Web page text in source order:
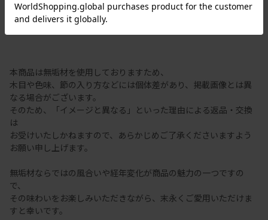
節有商品の注意事項
本商品は無垢材を使用しておりますため、
木目や色味、節の入り方などには個体差があり、掲載画像とは異
なる場合がございます。
そのため、「イメージと異なる」といった理由による返品・交換
は
お受けいたしかねますので、あらかじめご了承くださいますよう
お願い申し上げます。
無垢材ならではの風合いや経年変化が商品の魅力の一つですの
で、
その味わいをお楽しみいただきながら、末永くご愛用いただけま
すと幸いです。